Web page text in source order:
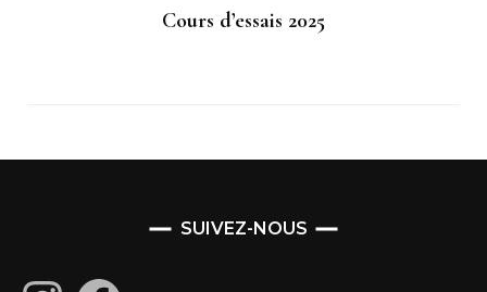
Cours d’essais 2025
SUIVEZ-NOUS
InstagramFacebook